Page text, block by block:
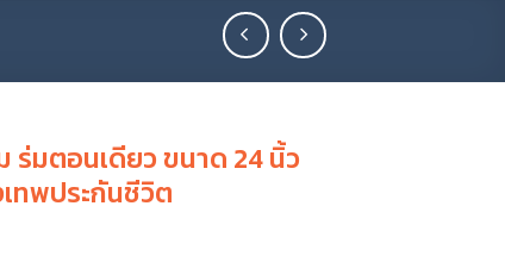
ร่มตอนเดียว ขนาด 24 นิ้ว
ทพประกันชีวิต